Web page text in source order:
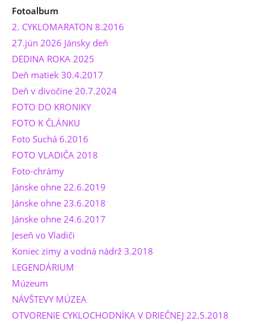
Fotoalbum
2. CYKLOMARATON 8.2016
27.jún 2026 Jánsky deň
DEDINA ROKA 2025
Deň matiek 30.4.2017
Deň v divočine 20.7.2024
FOTO DO KRONIKY
FOTO K ČLÁNKU
Foto Suchá 6.2016
FOTO VLADIČA 2018
Foto-chrámy
Jánske ohne 22.6.2019
Jánske ohne 23.6.2018
Jánske ohne 24.6.2017
Jeseň vo Vladiči
Koniec zimy a vodná nádrž 3.2018
LEGENDÁRIUM
Múzeum
NÁVŠTEVY MÚZEA
OTVORENIE CYKLOCHODNÍKA V DRIEČNEJ 22.5.2018